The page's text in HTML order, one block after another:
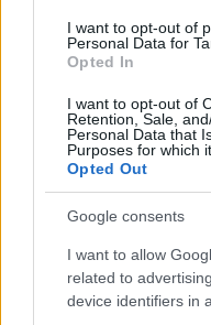
I want to opt-out of
Personal Data for
Opted In
I want to opt-out of
Retention, Sale,
Personal Data that
Purposes for which
Opted Out
Google consents
I want to allow
related to
device identifiers in
éve
Kinek